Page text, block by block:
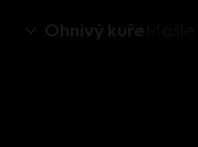
Ohnivý kuře